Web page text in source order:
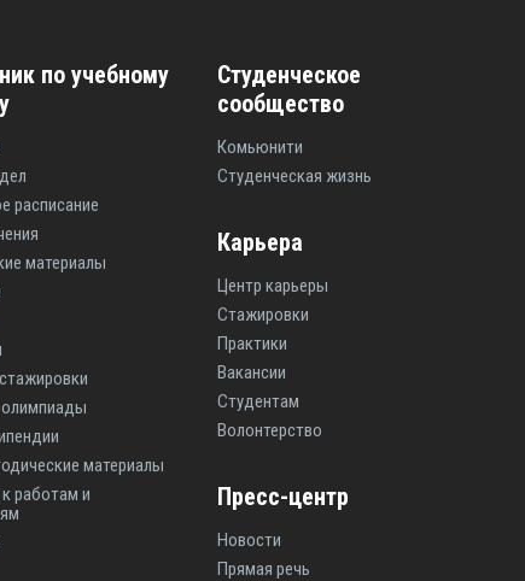
по учебному
расписание
материалы
материалы
работам и
Студенческое
сообщество
Комьюнити
Студенческая жизнь
Карьера
Центр карьеры
Стажировки
Практики
Вакансии
Студентам
Волонтерство
Пресс-центр
Новости
Прямая речь